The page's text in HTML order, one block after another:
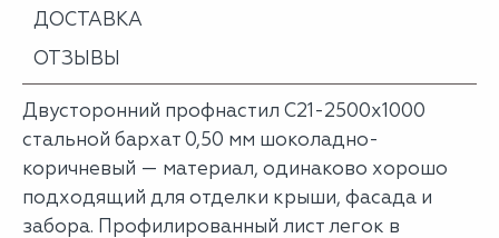
ДОСТАВКА
ОТЗЫВЫ
Двусторонний профнастил С21-2500х1000
стальной бархат 0,50 мм шоколадно-
коричневый — материал, одинаково хорошо
подходящий для отделки крыши, фасада и
забора. Профилированный лист легок в